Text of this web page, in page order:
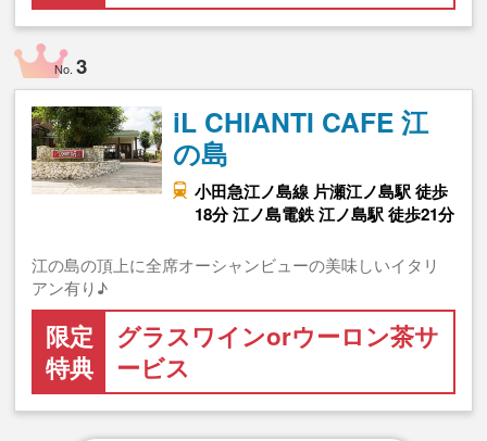
No.3
iL CHIANTI CAFE 江
の島
小田急江ノ島線 片瀬江ノ島駅 徒歩
18分 江ノ島電鉄 江ノ島駅 徒歩21分
江の島の頂上に全席オーシャンビューの美味しいイタリ
アン有り♪
限定
特典
グラスワインorウーロン茶サ
ービス